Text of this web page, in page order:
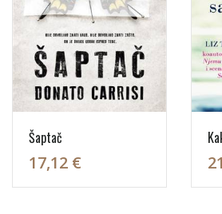
Šaptač
17,12 €